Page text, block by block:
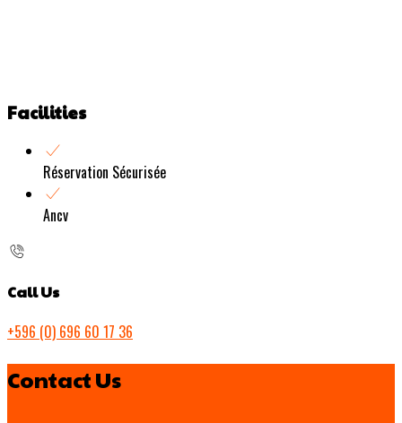
Facilities
Réservation Sécurisée
Ancv
Call Us
+596 (0) 696 60 17 36
Contact Us